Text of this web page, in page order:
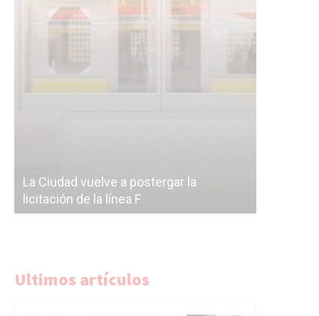
La Ciudad vuelve a postergar la
licitación de la línea F
Ultimos artículos